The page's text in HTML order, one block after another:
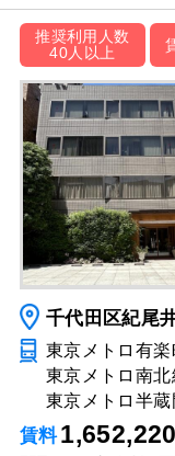
推奨利用人数
40人以上
千代田区紀尾井
東京メトロ有楽
東京メトロ南北
東京メトロ半蔵
賃料1,652,220